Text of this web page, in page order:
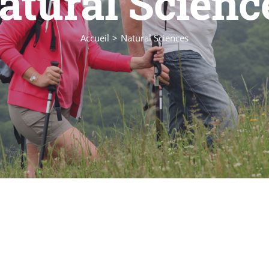
Accueil Natural Sciences